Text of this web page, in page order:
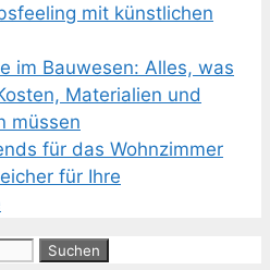
mit künstlichen
im Bauwesen: Alles, was
Materialien und
müssen
für das Wohnzimmer
für Ihre